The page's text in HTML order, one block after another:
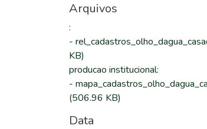
Arquivos
:
-
KB)
producao institucional:
-
(506.96 KB)
Data